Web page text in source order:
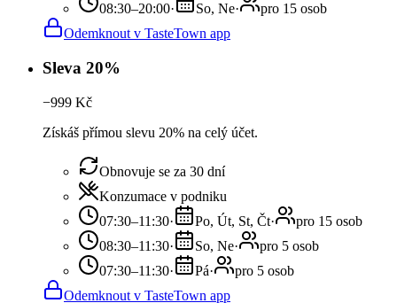
08:30–20:00· So, Ne·
pro 15 osob
Odemknout v TasteTown app
Sleva 20%
−999 Kč
Získáš přímou slevu 20% na celý účet.
Obnovuje se za 30 dní
Konzumace v podniku
07:30–11:30· Po, Út, St, Čt·
pro 15 osob
08:30–11:30· So, Ne·
pro 5 osob
07:30–11:30· Pá·
pro 5 osob
Odemknout v TasteTown app